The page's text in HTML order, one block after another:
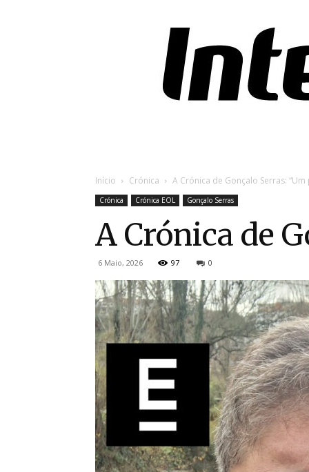
Início Crónica A Crónica de Gonçalo Serras:
Crónica Crónica EOL Gonçalo Serras
A Crónica de
6 Maio, 2026 97 0